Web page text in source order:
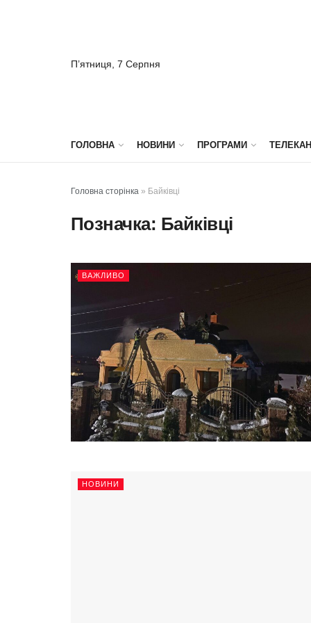
П’ятниця, 7 Серпня
ГОЛОВНА НОВИНИ ПРОГРАМИ
Головна сторінка » Байківці
Позначка: Байківці
ВАЖЛИВО
НОВИНИ